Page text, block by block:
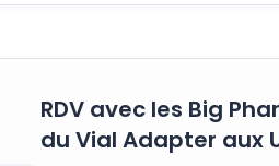
RDV avec les Big
du Vial Adapter aux